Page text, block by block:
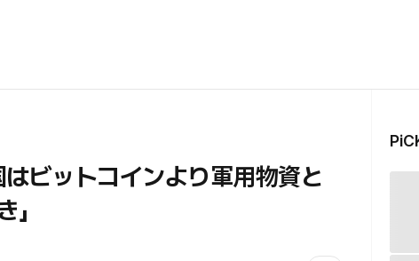
ビットコインより軍用物資と